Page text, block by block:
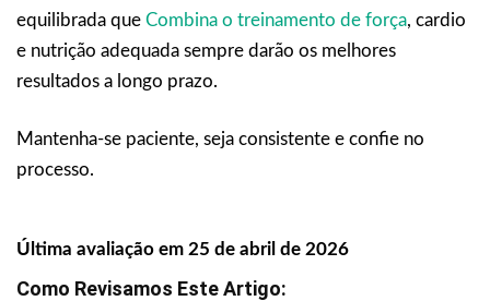
equilibrada que Combina o treinamento de força, cardio
e nutrição adequada sempre darão os melhores
resultados a longo prazo.
Mantenha-se paciente, seja consistente e confie no
processo.
Última avaliação em 25 de abril de 2026
Como Revisamos Este Artigo: